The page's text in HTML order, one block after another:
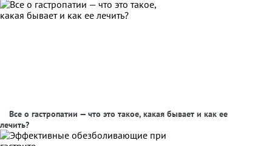
Все о гастропатии — что это такое, какая бывает и как ее
лечить?